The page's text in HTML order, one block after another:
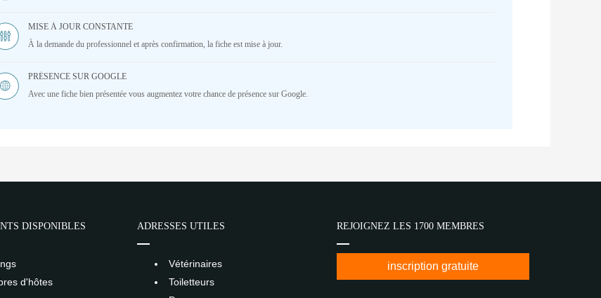
MISE À JOUR CONSTANTE
À la demande du professionnel et après confirmation, la fiche est mise à jour.
PRÉSENCE SUR GOOGLE
Avec une fiche bien présentée vous augmentez votre chance de présence sur Google.
DISPONIBLES
d'hôtes
ADRESSES UTILES
Vétérinaires
Toiletteurs
REJOIGNEZ LES 1700 MEMBRES
inscription gratuite